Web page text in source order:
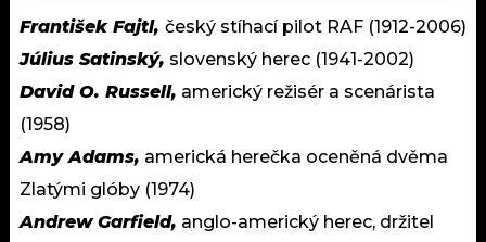
František Fajtl, český stíhací pilot RAF (1912-2006)
Július Satinský, slovenský herec (1941-2002)
David O. Russell, americký režisér a scenárista
(1958)
Amy Adams, americká herečka oceněná dvěma
Zlatými glóby (1974)
Andrew Garfield, anglo-americký herec, držitel